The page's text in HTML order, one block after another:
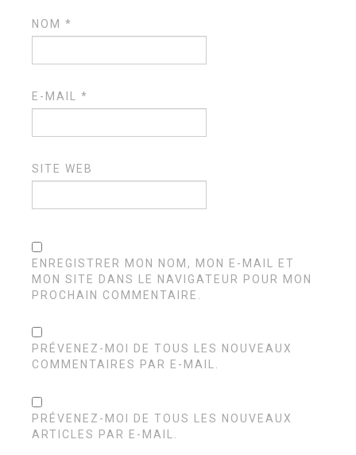
NOM*
E-MAIL*
SITE WEB
ENREGISTRER MON NOM, MON E-MAIL ET
MON SITE DANS LE NAVIGATEUR POUR MON
PROCHAIN COMMENTAIRE.
PRÉVENEZ-MOI DE TOUS LES NOUVEAUX
COMMENTAIRES PAR E-MAIL.
PRÉVENEZ-MOI DE TOUS LES NOUVEAUX
ARTICLES PAR E-MAIL.